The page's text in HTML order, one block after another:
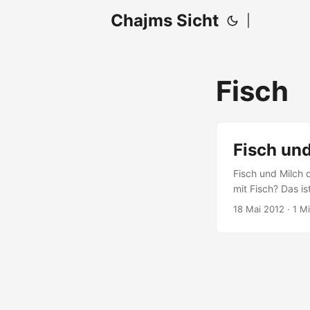
Chajms Sicht
Fisch
Fisch
Fisch und Milch
mit Fisch? Das
annahm, dieser
18 Mai 2012 · 1